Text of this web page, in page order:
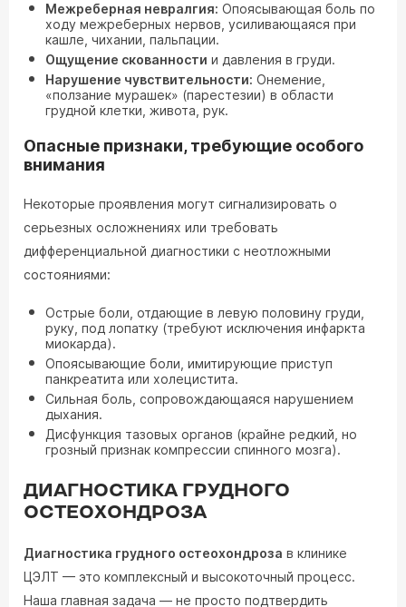
Межреберная невралгия: Опоясывающая боль по
ходу межреберных нервов, усиливающаяся при
кашле, чихании, пальпации.
Ощущение скованности и давления в груди.
Нарушение чувствительности: Онемение,
«ползание мурашек» (парестезии) в области
грудной клетки, живота, рук.
Опасные признаки, требующие особого
внимания
Некоторые проявления могут сигнализировать о
серьезных осложнениях или требовать
дифференциальной диагностики с неотложными
состояниями:
Острые боли, отдающие в левую половину груди,
руку, под лопатку (требуют исключения инфаркта
миокарда).
Опоясывающие боли, имитирующие приступ
панкреатита или холецистита.
Сильная боль, сопровождающаяся нарушением
дыхания.
Дисфункция тазовых органов (крайне редкий, но
грозный признак компрессии спинного мозга).
ДИАГНОСТИКА ГРУДНОГО
ОСТЕОХОНДРОЗА
Диагностика грудного остеохондроза в клинике
ЦЭЛТ — это комплексный и высокоточный процесс.
Наша главная задача — не просто подтвердить